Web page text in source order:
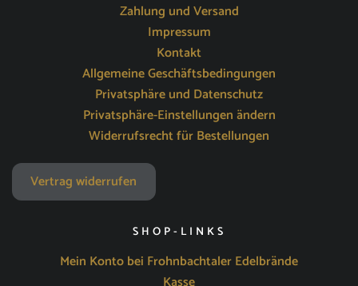
Zahlung und Versand
Impressum
Kontakt
Allgemeine Geschäftsbedingungen
Privatsphäre und Datenschutz
Privatsphäre-Einstellungen ändern
Widerrufsrecht für Bestellungen
Vertrag widerrufen
SHOP-LINKS
Mein Konto bei Frohnbachtaler Edelbrände